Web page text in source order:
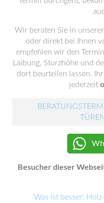
Wir beraten Sie in
oder direkt bei Ihnen
empfehlen wir den
Laibung, Sturzhöhe und
dort beurteilen lassen.
jederzeit
Besucher dieser
Was ist besser: